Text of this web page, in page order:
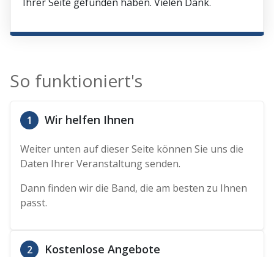
So funktioniert's
1 Wir helfen Ihnen
Weiter unten auf dieser Seite können Sie uns die
Daten Ihrer Veranstaltung senden.
Dann finden wir die Band, die am besten zu Ihnen
passt.
2 Kostenlose Angebote